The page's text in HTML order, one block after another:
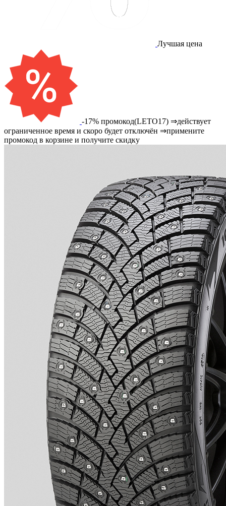
Лучшая цена
-17% промокод(LETO17) ⇒действует
ограниченное время и скоро будет отключён ⇒примените
промокод в корзине и получите скидку